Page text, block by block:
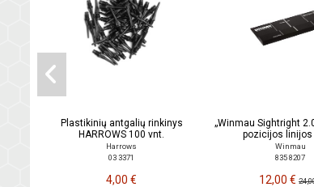
Plastikinių antgalių rinkinys
HARROWS 100 vnt.
Harrows
03 3371
4,00 €
„Winmau Sightright
pozicijos linijos
Winmau
835 8207
12,00 €